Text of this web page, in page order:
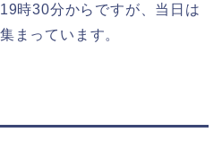
時30分からですが、当日は
まっています。